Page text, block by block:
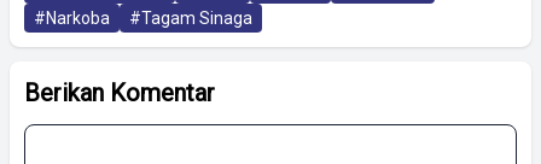
#Narkoba
#Tagam Sinaga
Berikan Komentar